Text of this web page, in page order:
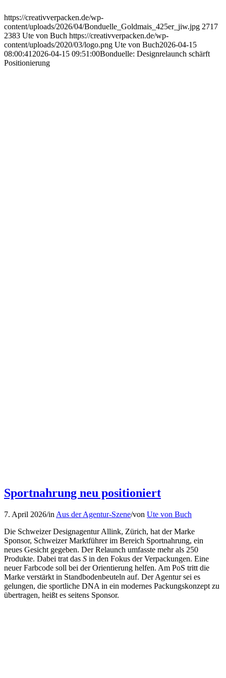
https://creativverpacken.de/wp-
content/uploads/2026/04/Bonduelle_Goldmais_425er_jiw.jpg 2717
2383 Ute von Buch https://creativverpacken.de/wp-
content/uploads/2020/03/logo.png Ute von Buch2026-04-15
08:00:41 2026-04-15 09:51:00Bonduelle: Designrelaunch schärft
Positionierung
Sportnahrung neu positioniert
7. April 2026/in Aus der Agentur-Szene/von Ute von Buch
Die Schweizer Designagentur Allink, Zürich, hat der Marke
Sponsor, Schweizer Marktführer im Bereich Sportnahrung, ein
neues Gesicht gegeben. Der Relaunch umfasste mehr als 250
Produkte. Dabei trat das S in den Fokus der Verpackungen. Eine
neuer Farbcode soll bei der Orientierung helfen. Am PoS tritt die
Marke verstärkt in Standbodenbeuteln auf. Der Agentur sei es
gelungen, die sportliche DNA in ein modernes Packungskonzept zu
übertragen, heißt es seitens Sponsor.